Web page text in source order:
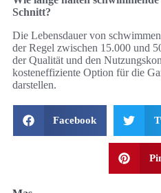
Schnitt?
Die Lebensdauer von
der Regel zwischen 15.000 und
der Qualität und den
kosteneffiziente Option für die
darstellen.
Facebook